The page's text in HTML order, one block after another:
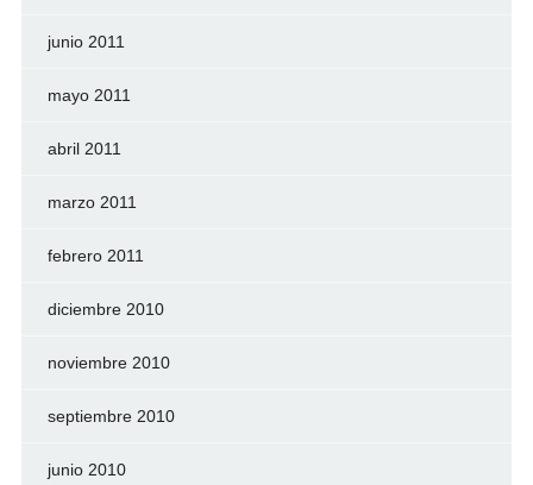
junio 2011
mayo 2011
abril 2011
marzo 2011
febrero 2011
diciembre 2010
noviembre 2010
septiembre 2010
junio 2010